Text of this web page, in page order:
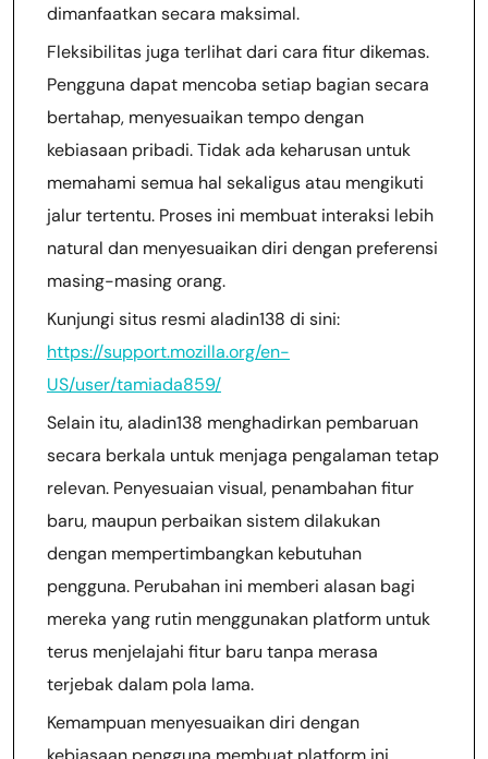
dimanfaatkan secara maksimal.
Fleksibilitas juga terlihat dari cara fitur dikemas.
Pengguna dapat mencoba setiap bagian secara
bertahap, menyesuaikan tempo dengan
kebiasaan pribadi. Tidak ada keharusan untuk
memahami semua hal sekaligus atau mengikuti
jalur tertentu. Proses ini membuat interaksi lebih
natural dan menyesuaikan diri dengan preferensi
masing-masing orang.
Kunjungi situs resmi aladin138 di sini:
https://support.mozilla.org/en-
US/user/tamiada859/
Selain itu, aladin138 menghadirkan pembaruan
secara berkala untuk menjaga pengalaman tetap
relevan. Penyesuaian visual, penambahan fitur
baru, maupun perbaikan sistem dilakukan
dengan mempertimbangkan kebutuhan
pengguna. Perubahan ini memberi alasan bagi
mereka yang rutin menggunakan platform untuk
terus menjelajahi fitur baru tanpa merasa
terjebak dalam pola lama.
Kemampuan menyesuaikan diri dengan